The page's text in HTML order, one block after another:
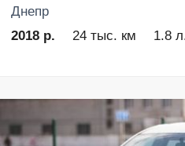
Днепр
2018 р.
24 тыс. км 1.8